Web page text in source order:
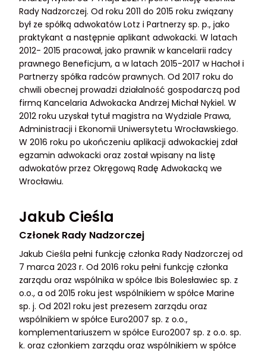
Rady Nadzorczej. Od roku 2011 do 2015 roku związany
był ze spółką adwokatów Lotz i Partnerzy sp. p., jako
praktykant a następnie aplikant adwokacki. W latach
2012- 2015 pracował, jako prawnik w kancelarii radcy
prawnego Beneficjum, a w latach 2015-2017 w Hachoł i
Partnerzy spółka radców prawnych. Od 2017 roku do
chwili obecnej prowadzi działalność gospodarczą pod
firmą Kancelaria Adwokacka Andrzej Michał Nykiel. W
2012 roku uzyskał tytuł magistra na Wydziale Prawa,
Administracji i Ekonomii Uniwersytetu Wrocławskiego.
W 2016 roku po ukończeniu aplikacji adwokackiej zdał
egzamin adwokacki oraz został wpisany na listę
adwokatów przez Okręgową Radę Adwokacką we
Wrocławiu.
Jakub Cieśla
Członek Rady Nadzorczej
Jakub Cieśla pełni funkcję członka Rady Nadzorczej od
7 marca 2023 r. Od 2016 roku pełni funkcję członka
zarządu oraz wspólnika w spółce Ibis Bolesławiec sp. z
o.o., a od 2015 roku jest wspólnikiem w spółce Marine
sp. j. Od 2021 roku jest prezesem zarządu oraz
wspólnikiem w spółce Euro2007 sp. z o.o.,
komplementariuszem w spółce Euro2007 sp. z o.o. sp.
k. oraz członkiem zarządu oraz wspólnikiem w spółce